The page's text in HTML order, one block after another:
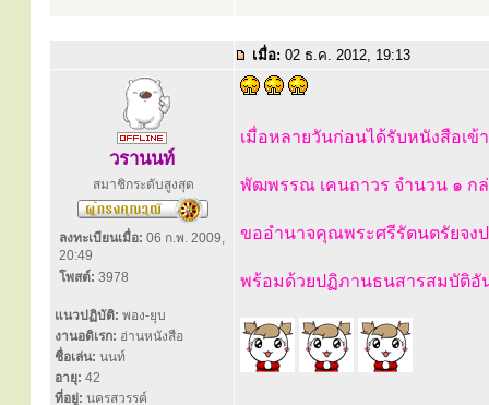
เมื่อ: 02 ธ.ค. 2012, 19:13
วรานนท์
สมาชิกระดับสูงสุด
ลงทะเบียนเมื่อ: 06 ก.พ. 2009,
20:49
โพสต์: 3978
แนวปฏิบัติ: พอง-ยุบ
งานอดิเรก: อ่านหนังสือ
ชื่อเล่น: นนท์
อายุ: 42
ที่อยู่: นครสวรรค์
เมื่อหลายวันก่อนได้รับหนังสือเข้
พัฒพรรณ เคนถาวร จำนวน ๑ ก
ขออำนาจคุณพระศรีรัตนตรัยจง
พร้อมด้วยปฏิภานธนสารสมบัติอั